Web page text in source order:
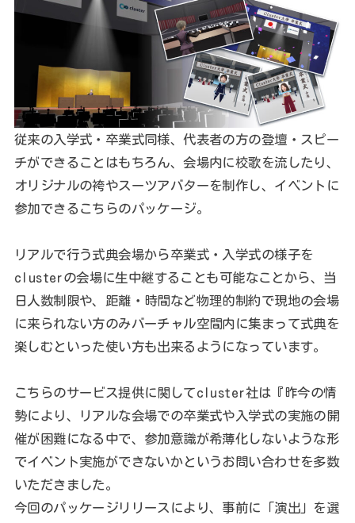
従来の入学式・卒業式同様、代表者の方の登壇・スピー
チができることはもちろん、会場内に校歌を流したり、
オリジナルの袴やスーツアバターを制作し、イベントに
参加できるこちらのパッケージ。
リアルで行う式典会場から卒業式・入学式の様子を
clusterの会場に生中継することも可能なことから、当
日人数制限や、距離・時間など物理的制約で現地の会場
に来られない方のみバーチャル空間内に集まって式典を
楽しむといった使い方も出来るようになっています。
こちらのサービス提供に関してcluster社は『昨今の情
勢により、リアルな会場での卒業式や入学式の実施の開
催が困難になる中で、参加意識が希薄化しないような形
でイベント実施ができないかというお問い合わせを多数
いただきました。
今回のパッケージリリースにより、事前に「演出」を選